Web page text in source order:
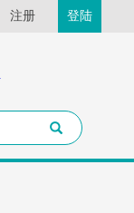
注册 登陆